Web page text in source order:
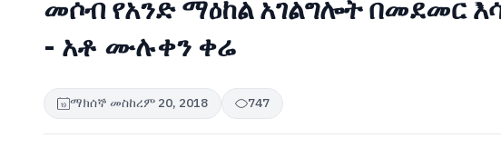
መሶብ የአንድ ማዕከል አገልግሎት በመደመር
- አቶ ሙሉቀን ቀሬ
ማክሰኞ መስከረም 20, 2018 747